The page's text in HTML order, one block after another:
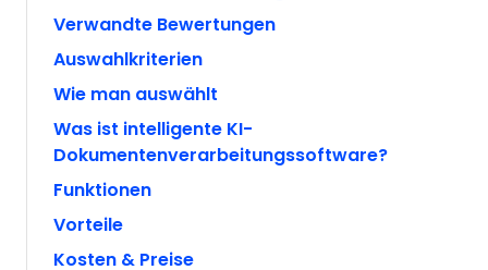
Verwandte Bewertungen
Auswahlkriterien
Wie man auswählt
Was ist intelligente KI-
Dokumentenverarbeitungssoftware?
Funktionen
Vorteile
Kosten & Preise